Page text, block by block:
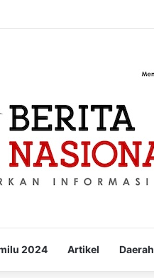
Hingga Lomba Bongkar Senjata
2024 Artikel Daerah